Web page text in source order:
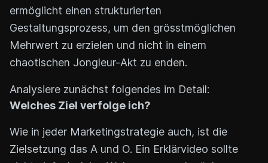
ermöglicht einen strukturierten
Gestaltungsprozess, um den grösstmöglichen
Mehrwert zu erzielen und nicht in einem
chaotischen Jongleur-Akt zu enden.
Analysiere zunächst folgendes im Detail:
Welches Ziel verfolge ich?
Wie in jeder Marketingstrategie auch, ist die
Zielsetzung das A und O. Ein Erklärvideo sollte